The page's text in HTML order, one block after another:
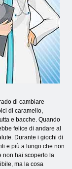
di cambiare
di caramello,
e bacche. Quando
felice di andare al
Durante i giochi di
e più a lungo che non
non hai scoperto la
ma la cosa